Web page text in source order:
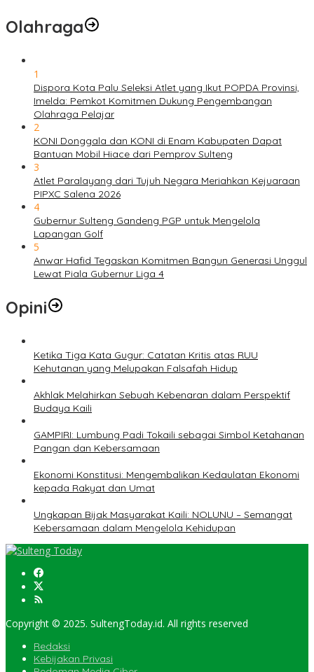
Olahraga
1
Dispora Kota Palu Seleksi Atlet yang Ikut POPDA Provinsi,
Imelda: Pemkot Komitmen Dukung Pengembangan
Olahraga Pelajar
2
KONI Donggala dan KONI di Enam Kabupaten Dapat
Bantuan Mobil Hiace dari Pemprov Sulteng
3
Atlet Paralayang dari Tujuh Negara Meriahkan Kejuaraan
PIPXC Salena 2026
4
Gubernur Sulteng Gandeng PGP untuk Mengelola
Lapangan Golf
5
Anwar Hafid Tegaskan Komitmen Bangun Generasi Unggul
Lewat Piala Gubernur Liga 4
Opini
Ketika Tiga Kata Gugur: Catatan Kritis atas RUU
Kehutanan yang Melupakan Falsafah Hidup
Akhlak Melahirkan Sebuah Kebenaran dalam Perspektif
Budaya Kaili
GAMPIRI: Lumbung Padi Tokaili sebagai Simbol Ketahanan
Pangan dan Kebersamaan
Ekonomi Konstitusi: Mengembalikan Kedaulatan Ekonomi
kepada Rakyat dan Umat
Ungkapan Bijak Masyarakat Kaili: NOLUNU – Semangat
Kebersamaan dalam Mengelola Kehidupan
Copyright © 2025. SultengToday.id. All rights reserved
Redaksi
Kebijakan Privasi